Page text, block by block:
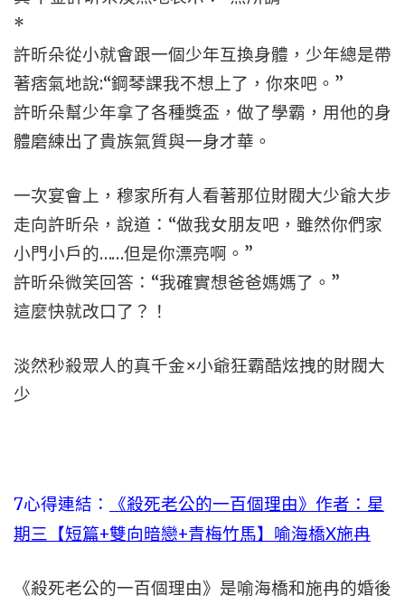
*
許昕朵從小就會跟一個少年互換身體，少年總是帶
著痞氣地說:“鋼琴課我不想上了，你來吧。”
許昕朵幫少年拿了各種獎盃，做了學霸，用他的身
體磨練出了貴族氣質與一身才華。
一次宴會上，穆家所有人看著那位財閥大少爺大步
走向許昕朵，說道：“做我女朋友吧，雖然你們家
小門小戶的……但是你漂亮啊。”
許昕朵微笑回答：“我確實想爸爸媽媽了。”
這麼快就改口了？！
淡然秒殺眾人的真千金×小爺狂霸酷炫拽的財閥大
少
7心得連結：
《殺死老公的一百個理由》作者：星
期三【短篇+雙向暗戀+青梅竹馬】喻海橋X施冉
《殺死老公的一百個理由》是喻海橋和施冉的婚後